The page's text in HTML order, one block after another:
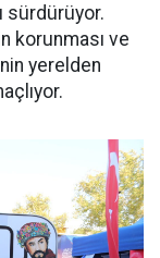
sürdürüyor.
korunması ve
yerelden